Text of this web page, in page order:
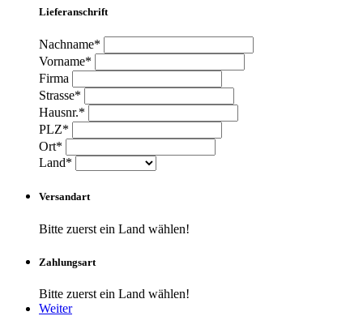
Lieferanschrift
Nachname*
Vorname*
Firma
Strasse*
Hausnr.*
PLZ*
Ort*
Land*
Versandart
Bitte zuerst ein Land wählen!
Zahlungsart
Bitte zuerst ein Land wählen!
Weiter